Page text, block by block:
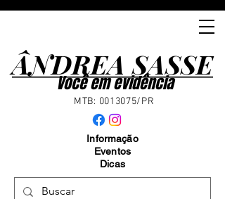
ÂNDREA SASSE
ÂNDREA SASSE
Você em evidência
MTB: 0013075/PR
Informação
Eventos
Dicas